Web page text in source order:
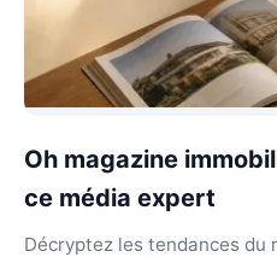
Oh magazine
ce média expert
Décryptez les tendances du